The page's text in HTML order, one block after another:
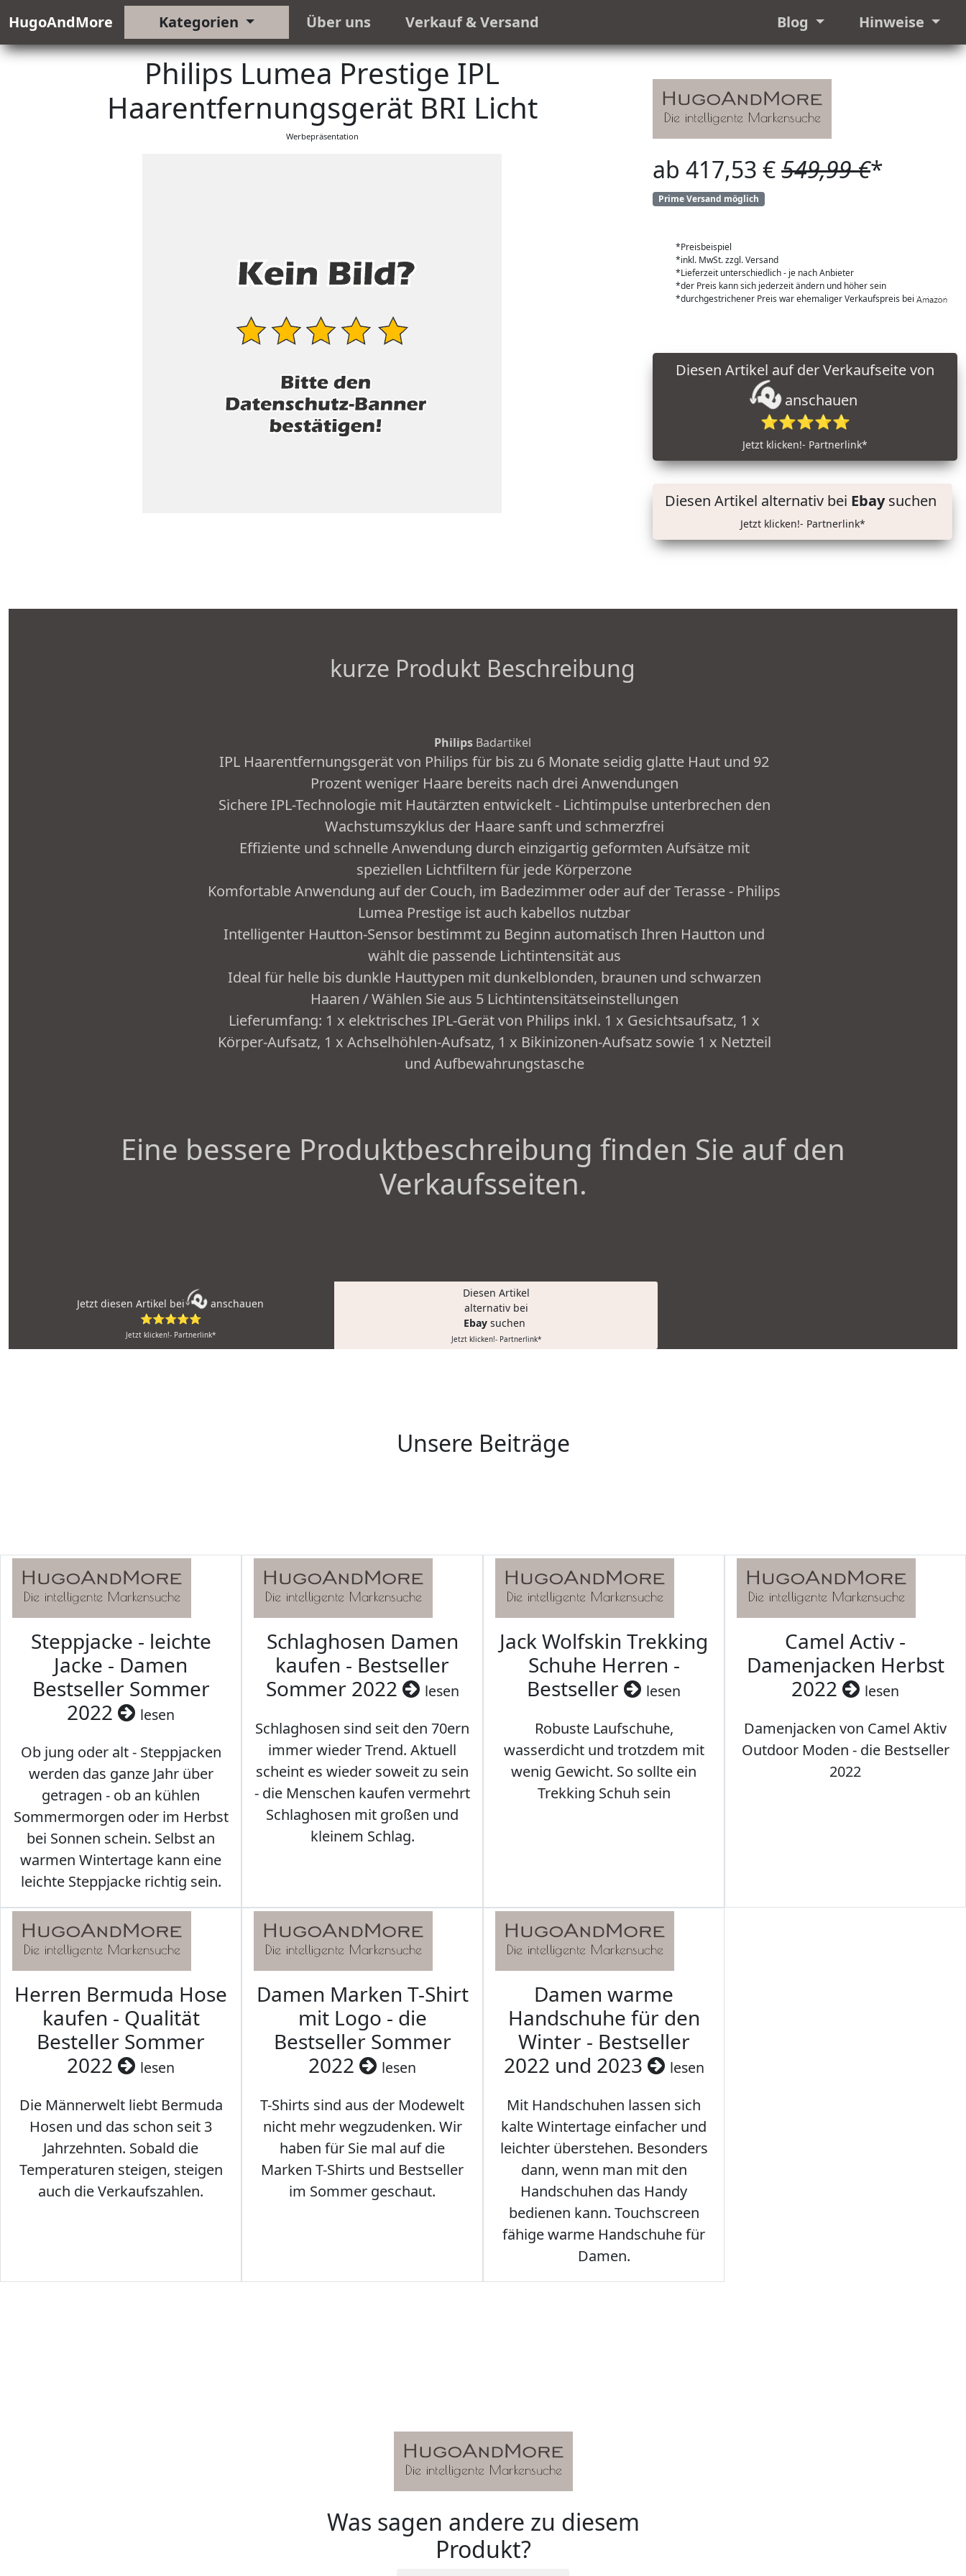
HugoAndMore Kategorien Über uns Verkauf & Versand Blog Hinweise
Philips Lumea Prestige IPL
Haarentfernungsgerät BRI Licht
Werbepräsentation
ab 417,53 €549,99 €*
Prime Versand möglich
*Preisbeispiel
*inkl. MwSt. zzgl. Versand
*Lieferzeit unterschiedlich - je nach Anbieter
*der Preis kann sich jederzeit ändern und höher sein
*durchgestrichener Preis war ehemaliger Verkaufspreis bei
anschauen
⭐⭐⭐⭐⭐
Jetzt klicken!- Partnerlink*
Diesen Artikel alternativ bei Ebaysuchen
Jetzt klicken!- Partnerlink*
kurze Produkt Beschreibung
Philips Badartikel
IPL Haarentfernungsgerät von Philips für bis zu 6 Monate seidig glatte Haut und 92
Prozent weniger Haare bereits nach drei Anwendungen
Sichere IPL-Technologie mit Hautärzten entwickelt - Lichtimpulse unterbrechen den
Wachstumszyklus der Haare sanft und schmerzfrei
Effiziente und schnelle Anwendung durch einzigartig geformten Aufsätze mit
speziellen Lichtfiltern für jede Körperzone
Komfortable Anwendung auf der Couch, im Badezimmer oder auf der Terasse - Philips
Lumea Prestige ist auch kabellos nutzbar
Intelligenter Hautton-Sensor bestimmt zu Beginn automatisch Ihren Hautton und
wählt die passende Lichtintensität aus
Ideal für helle bis dunkle Hauttypen mit dunkelblonden, braunen und schwarzen
Haaren / Wählen Sie aus 5 Lichtintensitätseinstellungen
Lieferumfang: 1 x elektrisches IPL-Gerät von Philips inkl. 1 x Gesichtsaufsatz, 1 x
Körper-Aufsatz, 1 x Achselhöhlen-Aufsatz, 1 x Bikinizonen-Aufsatz sowie 1 x Netzteil
und Aufbewahrungstasche
Eine bessere Produktbeschreibung finden Sie auf den
Verkaufsseiten.
Jetzt diesen Artikel bei
anschauen
⭐⭐⭐⭐⭐
Jetzt klicken!- Partnerlink*
Diesen Artikel
alternativ bei
Ebay suchen
Jetzt klicken!- Partnerlink*
Unsere Beiträge
Steppjacke - leichte
Jacke - Damen
Bestseller Sommer
2022
lesen
Ob jung oder alt - Steppjacken
werden das ganze Jahr über
getragen - ob an kühlen
Sommermorgen oder im Herbst
bei Sonnen schein. Selbst an
warmen Wintertage kann eine
leichte Steppjacke richtig sein.
Schlaghosen Damen
kaufen - Bestseller
Sommer 2022
lesen
Schlaghosen sind seit den 70ern
immer wieder Trend. Aktuell
scheint es wieder soweit zu sein
- die Menschen kaufen vermehrt
Schlaghosen mit großen und
kleinem Schlag.
Jack Wolfskin Trekking
Schuhe Herren -
Bestseller
lesen
Robuste Laufschuhe,
wasserdicht und trotzdem mit
wenig Gewicht. So sollte ein
Trekking Schuh sein
Camel Activ -
Damenjacken Herbst
2022
lesen
Damenjacken von Camel Aktiv
Outdoor Moden - die Bestseller
2022
Herren Bermuda Hose
kaufen - Qualität
Besteller Sommer
2022
lesen
Die Männerwelt liebt Bermuda
Hosen und das schon seit 3
Jahrzehnten. Sobald die
Temperaturen steigen, steigen
auch die Verkaufszahlen.
Damen Marken T-Shirt
mit Logo - die
Bestseller Sommer
2022
lesen
T-Shirts sind aus der Modewelt
nicht mehr wegzudenken. Wir
haben für Sie mal auf die
Marken T-Shirts und Bestseller
im Sommer geschaut.
Damen warme
Handschuhe für den
Winter - Bestseller
2022 und 2023
lesen
Mit Handschuhen lassen sich
kalte Wintertage einfacher und
leichter überstehen. Besonders
dann, wenn man mit den
Handschuhen das Handy
bedienen kann. Touchscreen
fähige warme Handschuhe für
Damen.
Was sagen andere zu diesem
Produkt?